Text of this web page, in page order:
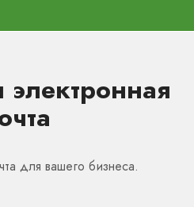
электронная
для вашего бизнеса.